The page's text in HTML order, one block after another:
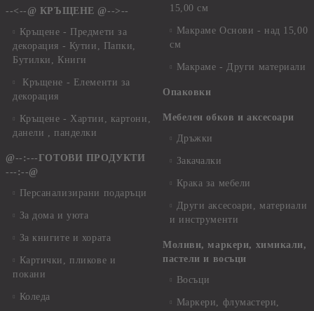
--<--@ КРЪЩЕНЕ @-->--
Кръщене - Предмети за
декорация - Кутии, Папки,
Бутилки, Книги
Кръщене - Елементи за
декорация
Кръщене - Хартии, картони,
данели , панделки
@--:---ГОТОВИ ПРОДУКТИ
---:--@
Персанализирани подаръци
За дома и уюта
За книгите и хората
Картички, пликове и
покани
Коледа
15,00 см
Макраме Основи - над 15,00
см
Макраме - Други материали
Опаковки
Мебелен обков и аксесоари
Дръжки
Закачалки
Крака за мебели
Други аксесоари, материали
и инструменти
Моливи, маркери, химикали,
пастели и восъци
Восъци
Маркери, флумастери,